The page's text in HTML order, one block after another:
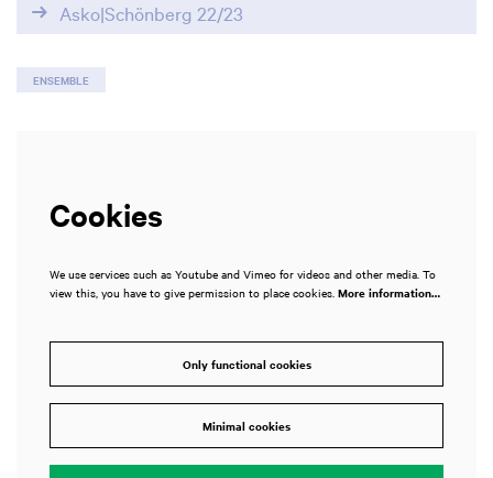
Asko|Schönberg 22/23
ENSEMBLE
Cookies
We use services such as Youtube and Vimeo for videos and other media. To
view this, you have to give permission to place cookies. More information…
Only functional cookies
Minimal cookies